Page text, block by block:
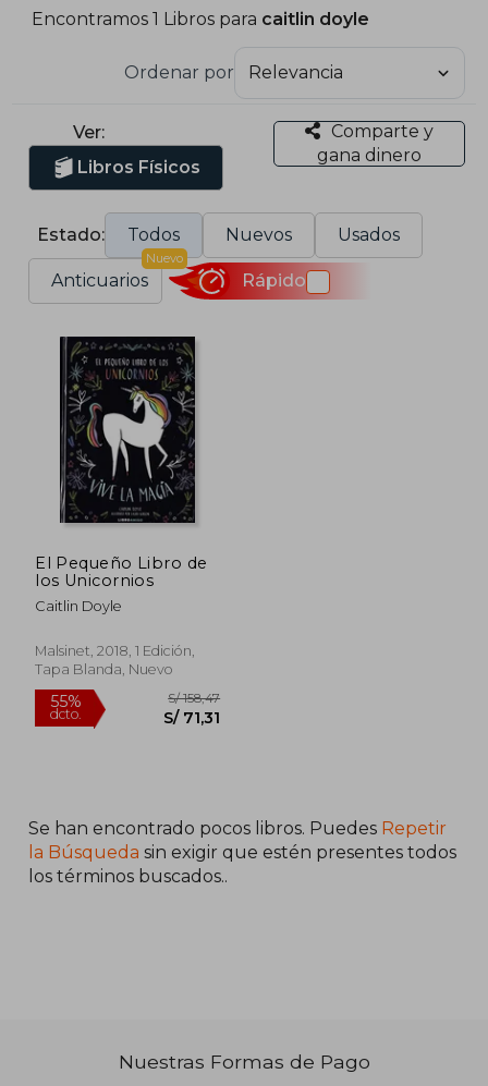
Encontramos 1 Libros para caitlin doyle
Ordenar por
Ver:
Libros Físicos
Comparte y
gana dinero
Estado: Todos Nuevos Usados
Anticuarios
Nuevo
Rápido
El Pequeño Libro de
los Unicornios
Caitlin Doyle
Malsinet, 2018, 1 Edición,
Tapa Blanda, Nuevo
55%
dcto.
S/ 158,47
S/ 71,31
Se han encontrado pocos libros. Puedes Repetir
la Búsqueda sin exigir que estén presentes todos
los términos buscados..
Nuestras Formas de Pago